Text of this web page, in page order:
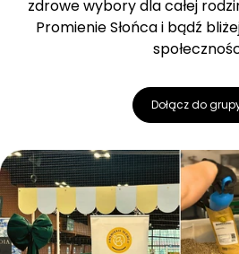
zdrowe wybory dla całej
Promienie Słońca i bądź
Dołącz do